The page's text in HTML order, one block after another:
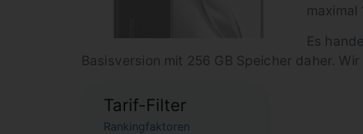
Es
Basisversion mit 256 GB Speicher daher.
Tarif-Filter
Rankingfaktoren